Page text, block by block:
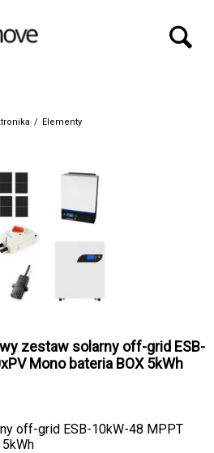
/ Elementy
zestaw solarny off-grid ESB-
Mono bateria BOX 5kWh
off-grid ESB-10kW-48 MPPT